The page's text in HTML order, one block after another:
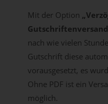
Mit der Option
nach wie vielen
Gutschrift diese
vorausgesetzt, es
Ohne PDF ist ein
möglich.